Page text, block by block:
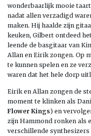
wonderbaarlijk mooie
nadat allen verzadigd
maken. Hij haalde zijn
keuken, Gilbert ontdeed
leende de basgitaar van
Allan en Eirik zongen. Op
te kunnen spelen en ze
waren dat het hele dorp
Eirik en Allan zongen de
moment te klinken als
Flower Kings) en
zijn Hammond ronken als
verschillende